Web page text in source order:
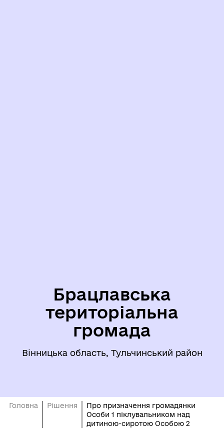
Брацлавська
територіальна
громада
Вінницька область, Тульчинський район
Головна Рішення
Про призначення громадянки
Особи 1 піклувальником над
дитиною-сиротою Особою 2